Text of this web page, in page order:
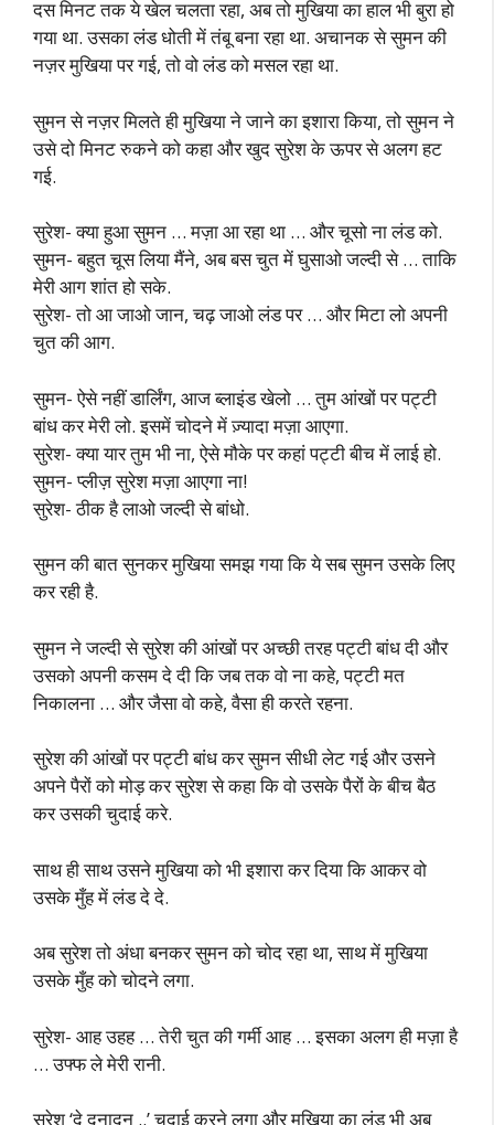
दस मिनट तक ये खेल चलता रहा, अब तो मुखिया का हाल भी बुरा हो
गया था. उसका लंड धोती में तंबू बना रहा था. अचानक से सुमन की
नज़र मुखिया पर गई, तो वो लंड को मसल रहा था.
सुमन से नज़र मिलते ही मुखिया ने जाने का इशारा किया, तो सुमन ने
उसे दो मिनट रुकने को कहा और खुद सुरेश के ऊपर से अलग हट
गई.
सुरेश- क्या हुआ सुमन … मज़ा आ रहा था … और चूसो ना लंड को.
सुमन- बहुत चूस लिया मैंने, अब बस चुत में घुसाओ जल्दी से … ताकि
मेरी आग शांत हो सके.
सुरेश- तो आ जाओ जान, चढ़ जाओ लंड पर … और मिटा लो अपनी
चुत की आग.
सुमन- ऐसे नहीं डार्लिंग, आज ब्लाइंड खेलो … तुम आंखों पर पट्टी
बांध कर मेरी लो. इसमें चोदने में ज़्यादा मज़ा आएगा.
सुरेश- क्या यार तुम भी ना, ऐसे मौके पर कहां पट्टी बीच में लाई हो.
सुमन- प्लीज़ सुरेश मज़ा आएगा ना!
सुरेश- ठीक है लाओ जल्दी से बांधो.
सुमन की बात सुनकर मुखिया समझ गया कि ये सब सुमन उसके लिए
कर रही है.
सुमन ने जल्दी से सुरेश की आंखों पर अच्छी तरह पट्टी बांध दी और
उसको अपनी कसम दे दी कि जब तक वो ना कहे, पट्टी मत
निकालना … और जैसा वो कहे, वैसा ही करते रहना.
सुरेश की आंखों पर पट्टी बांध कर सुमन सीधी लेट गई और उसने
अपने पैरों को मोड़ कर सुरेश से कहा कि वो उसके पैरों के बीच बैठ
कर उसकी चुदाई करे.
साथ ही साथ उसने मुखिया को भी इशारा कर दिया कि आकर वो
उसके मुँह में लंड दे दे.
अब सुरेश तो अंधा बनकर सुमन को चोद रहा था, साथ में मुखिया
उसके मुँह को चोदने लगा.
सुरेश- आह उहह … तेरी चुत की गर्मी आह … इसका अलग ही मज़ा है
… उफ्फ ले मेरी रानी.
सुरेश ‘दे दनादन ..’ चुदाई करने लगा और मुखिया का लंड भी अब